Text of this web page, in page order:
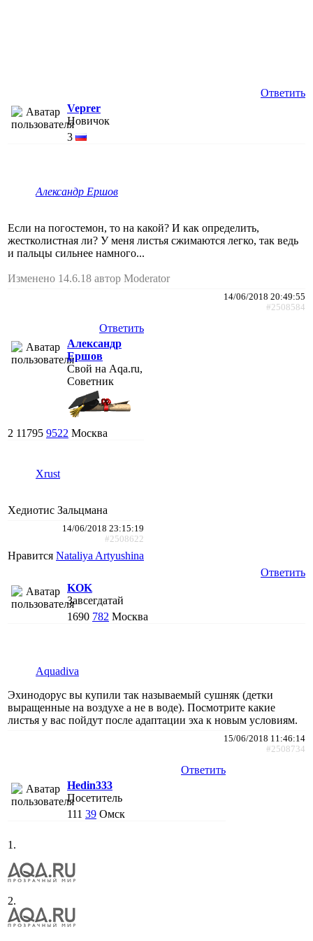
Ответить
Veprer
Новичок
3
Александр Ершов
Если на погостемон, то на какой? И как определить,
жестколистная ли? У меня листья сжимаются легко, так ведь
и пальцы сильнее намного...
Изменено 14.6.18 автор Moderator
14/06/2018 20:49:55
#2508584
Ответить
Александр
Ершов
Свой на Aqa.ru,
Советник
2 11795 9522 Москва
Xrust
Хедиотис Зальцмана
14/06/2018 23:15:19
#2508622
Нравится Nataliya Artyushina
Ответить
KOK
Завсегдатай
1690 782 Москва
Aquadiva
Эхинодорус вы купили так называемый сушняк (детки
выращенные на воздухе а не в воде). Посмотрите какие
листья у вас пойдут после адаптации эха к новым условиям.
15/06/2018 11:46:14
#2508734
Ответить
Hedin333
Посетитель
111 39 Омск
1.
2.